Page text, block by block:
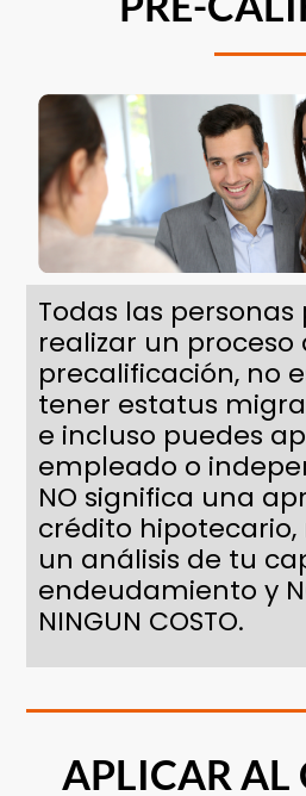
Todas las personas
realizar un proceso
precalificación, no
tener estatus
e incluso puedes
empleado o
NO significa una
crédito
un análisis de tu
endeudamiento y
NINGUN COSTO.
APLICAR AL